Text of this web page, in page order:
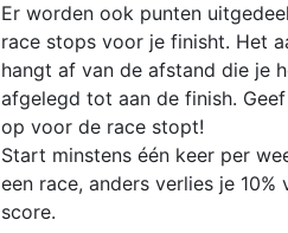
Er worden ook punten
race stops voor je finisht. Het
hangt af van de afstand die je
afgelegd tot aan de finish.
op voor de race stopt!
Start minstens één keer per
een race, anders verlies je 10%
score.